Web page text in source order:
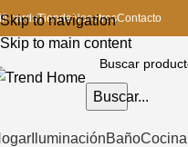
Skip to navigation
Skip to main content
cardsTiendaNosotrosContacto
Buscar...
IluminaciónBañoCocina